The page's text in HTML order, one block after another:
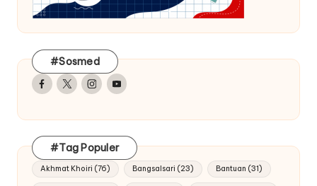
#Sosmed
Facebook
TwitterInstagram
Youtube
#Tag Populer
Akhmat Khoiri (76) Bangsalsari (23) Bantuan (31)